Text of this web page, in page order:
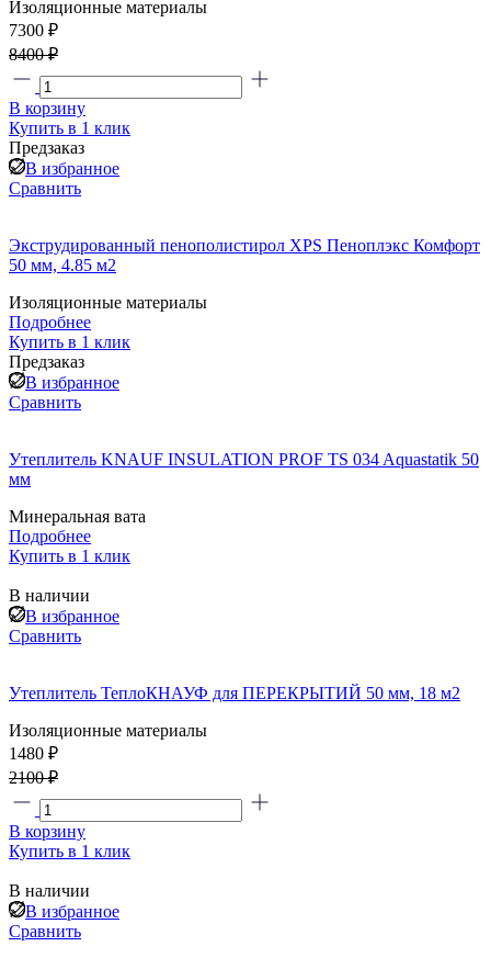
Изоляционные материалы
7300 ₽
8400 ₽
В корзину
Купить в 1 клик
Предзаказ
В избранное
Сравнить
Экструдированный пенополистирол XPS Пеноплэкс Комфорт
50 мм, 4.85 м2
Изоляционные материалы
Подробнее
Купить в 1 клик
Предзаказ
В избранное
Сравнить
Утеплитель KNAUF INSULATION PROF TS 034 Aquastatik 50
мм
Минеральная вата
Подробнее
Купить в 1 клик
В наличии
В избранное
Сравнить
Утеплитель ТеплоКНАУФ для ПЕРЕКРЫТИЙ 50 мм, 18 м2
Изоляционные материалы
1480 ₽
2100 ₽
В корзину
Купить в 1 клик
В наличии
В избранное
Сравнить